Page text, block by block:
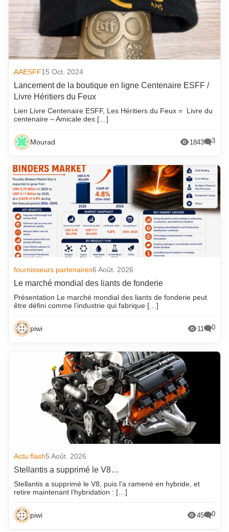
AAESFF15 Oct. 2024
Lancement de la boutique en ligne Centenaire ESFF /
Livre Héritiers du Feux
Lien Livre Centenaire ESFF, Les Héritiers du Feux = Livre du
centenaire – Amicale des […]
Mourad 1843 3
fournisseurs partenaires6 Août. 2026
Le marché mondial des liants de fonderie
Présentation Le marché mondial des liants de fonderie peut
être défini comme l’industrie qui fabrique […]
piwi 11 0
Actu flash5 Août. 2026
Stellantis a supprimé le V8…
Stellantis a supprimé le V8, puis l’a ramené en hybride, et
retire maintenant l’hybridation : […]
piwi 45 0